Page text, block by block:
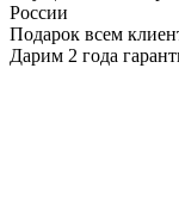
России
Подарок всем
Дарим 2 года